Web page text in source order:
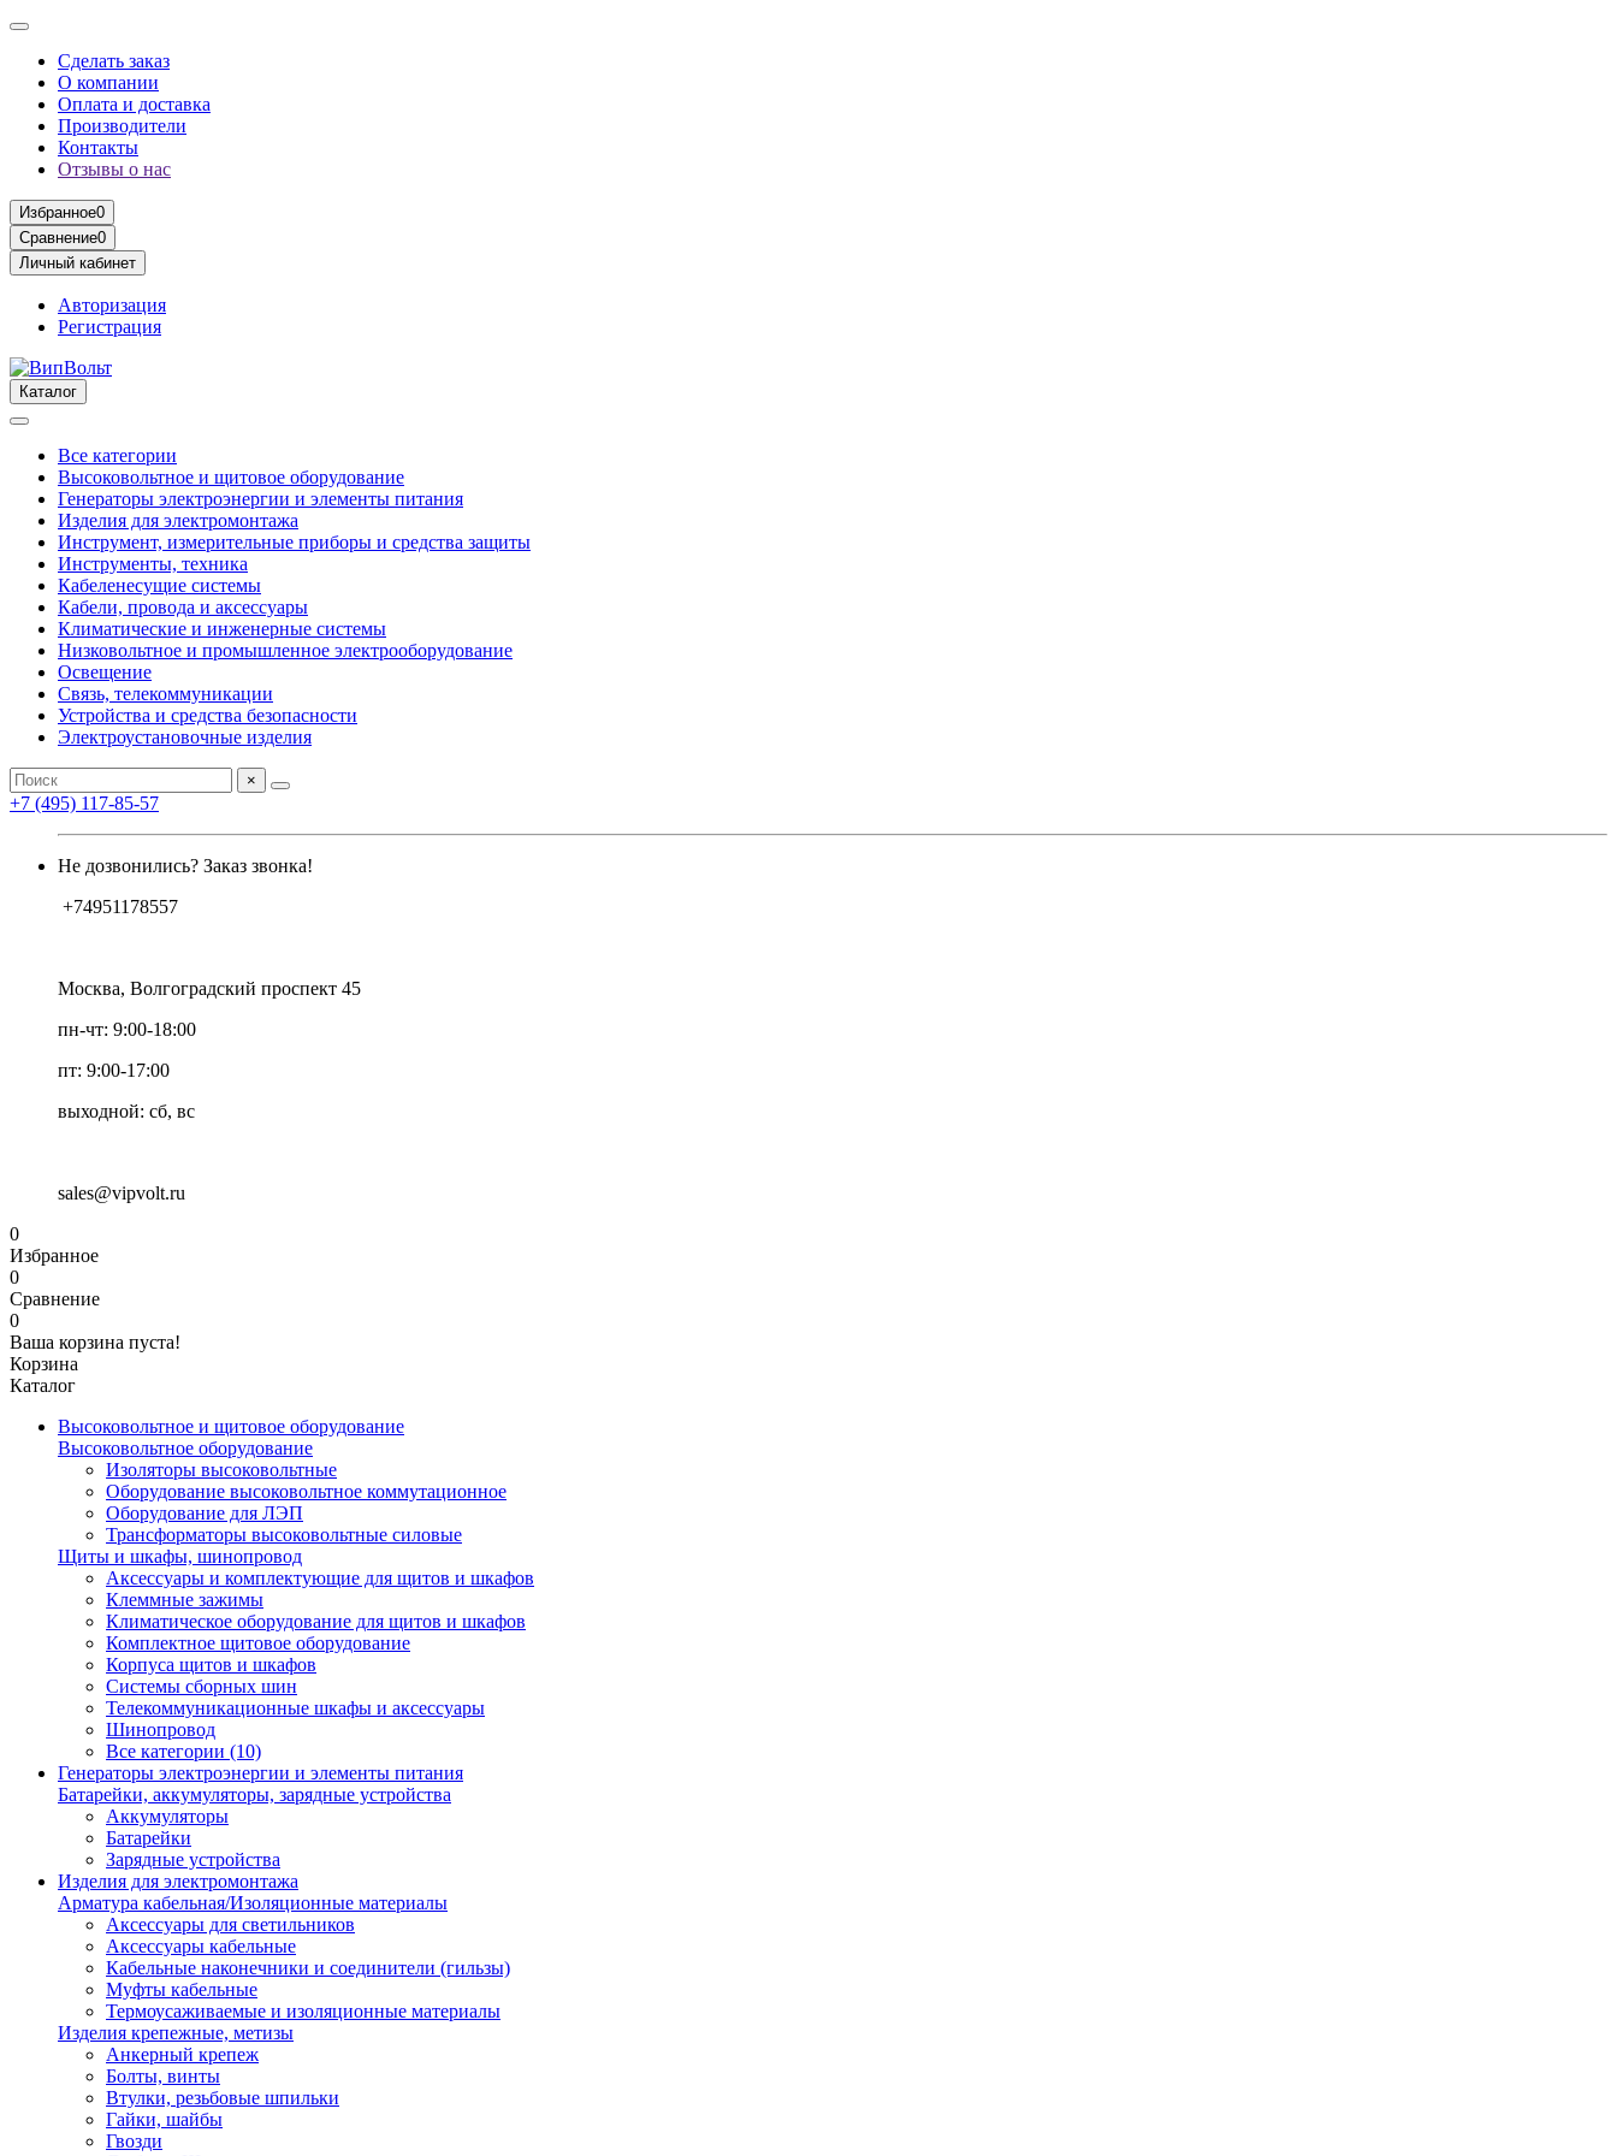
Сделать заказ
О компании
Оплата и доставка
Производители
Контакты
Отзывы о нас
Избранное0
Сравнение0
Личный кабинет
Авторизация
Регистрация
Каталог
Все категории
Высоковольтное и щитовое оборудование
Генераторы электроэнергии и элементы питания
Изделия для электромонтажа
Инструмент, измерительные приборы и средства защиты
Инструменты, техника
Кабеленесущие системы
Кабели, провода и аксессуары
Климатические и инженерные системы
Низковольтное и промышленное электрооборудование
Освещение
Связь, телекоммуникации
Устройства и средства безопасности
Электроустановочные изделия
×
+7 (495) 117-85-57
Не дозвонились? Заказ звонка!
+74951178557
Москва, Волгоградский проспект 45
пн-чт: 9:00-18:00
пт: 9:00-17:00
выходной: сб, вс
sales@vipvolt.ru
0
Избранное
0
Сравнение
0
Ваша корзина пуста!
Корзина
Каталог
Высоковольтное и щитовое оборудование
Высоковольтное оборудование
Изоляторы высоковольтные
Оборудование высоковольтное коммутационное
Оборудование для ЛЭП
Трансформаторы высоковольтные силовые
Щиты и шкафы, шинопровод
Аксессуары и комплектующие для щитов и шкафов
Клеммные зажимы
Климатическое оборудование для щитов и шкафов
Комплектное щитовое оборудование
Корпуса щитов и шкафов
Системы сборных шин
Телекоммуникационные шкафы и аксессуары
Шинопровод
Все категории (10)
Генераторы электроэнергии и элементы питания
Батарейки, аккумуляторы, зарядные устройства
Аккумуляторы
Батарейки
Зарядные устройства
Изделия для электромонтажа
Арматура кабельная/Изоляционные материалы
Аксессуары для светильников
Аксессуары кабельные
Кабельные наконечники и соединители (гильзы)
Муфты кабельные
Термоусаживаемые и изоляционные материалы
Изделия крепежные, метизы
Анкерный крепеж
Болты, винты
Втулки, резьбовые шпильки
Гайки, шайбы
Гвозди